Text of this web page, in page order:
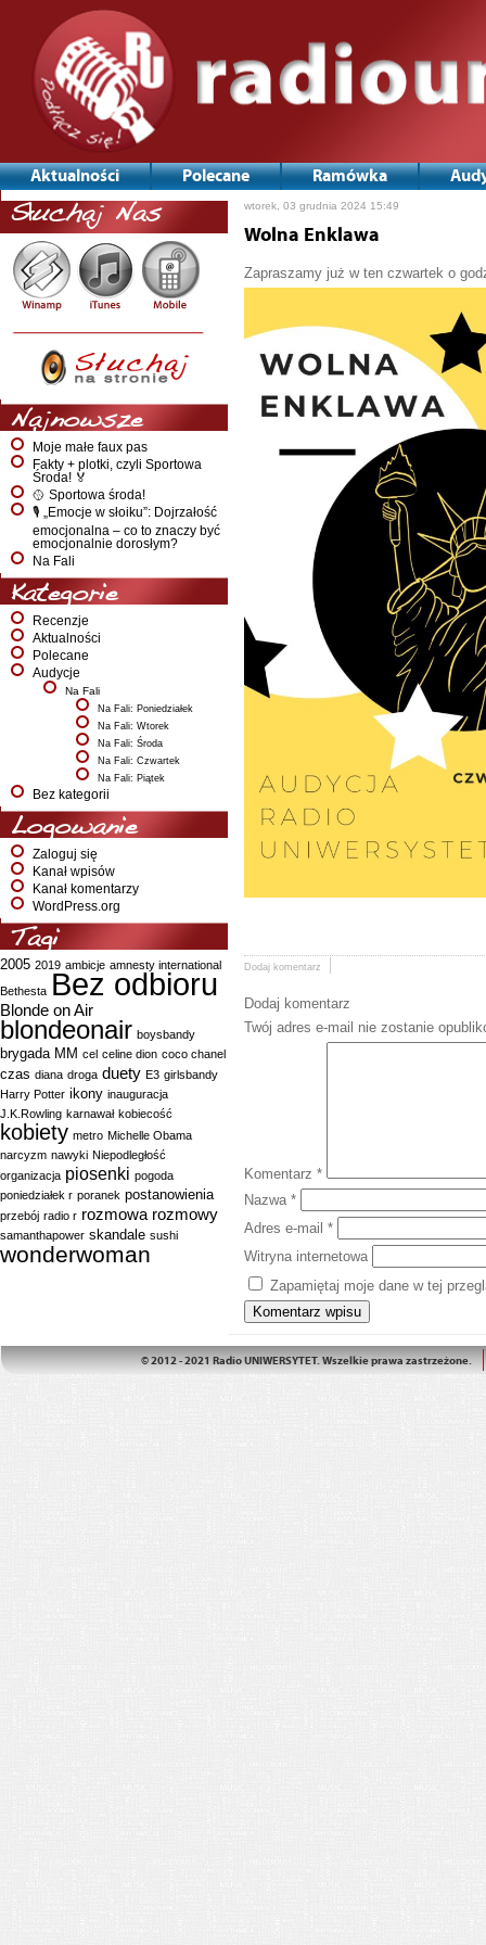
Aktualności Polecane Ramówka
Słuchaj Nas
Najnowsze
Moje małe faux pas
Fakty + plotki, czyli Sportowa
Środa! 🏅
🥎 Sportowa środa!
🎙️ „Emocje w słoiku”: Dojrzałość
emocjonalna – co to znaczy być
emocjonalnie dorosłym?
Na Fali
Kategorie
Recenzje
Aktualności
Polecane
Audycje
Na Fali
Na Fali: Poniedziałek
Na Fali: Wtorek
Na Fali: Środa
Na Fali: Czwartek
Na Fali: Piątek
Bez kategorii
Logowanie
Zaloguj się
Kanał wpisów
Kanał komentarzy
WordPress.org
Tagi
2005 2019 ambicje amnesty international
Bethesta Bez odbioru
Blonde on Air
blondeonair boysbandy
brygada MM cel celine dion coco chanel
czas diana droga duety E3 girlsbandy
Harry Potter ikony inauguracja
J.K.Rowling karnawał kobiecość
kobiety metro Michelle Obama
narcyzm nawyki Niepodległość
organizacja piosenki pogoda
poniedziałek r poranek postanowienia
przebój radio r rozmowa rozmowy
samanthapower skandale sushi
wonderwoman
wtorek, 03 grudnia 2024 15:49
Wolna Enklawa
Zapraszamy już w ten czwartek o
Dodaj komentarz
Dodaj komentarz
Twój adres e-mail nie zostanie
Komentarz *
Nazwa *
Adres e-mail *
Witryna internetowa
Zapamiętaj moje dane w tej
© 2012 - 2021 Radio UNIWERSYTET. Wszelkie prawa zastrzeżone.